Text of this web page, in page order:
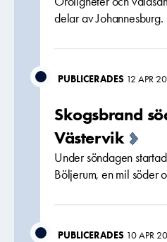
delar av Johannesburg.
PUBLICERADES 12 APR
Skogsbrand
Västervik
Under söndagen
Böljerum, en mil söder
PUBLICERADES 10 APR